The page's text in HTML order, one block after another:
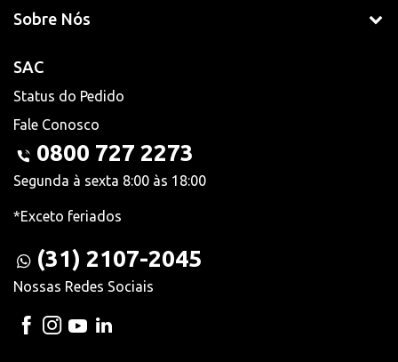
Sobre Nós
SAC
Status do Pedido
Fale Conosco
0800 727 2273
Segunda à sexta 8:00 às 18:00
*Exceto feriados
(31) 2107-2045
Nossas Redes Sociais